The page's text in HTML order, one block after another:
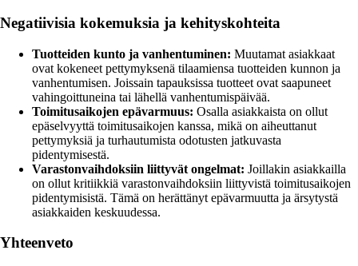
Negatiivisia kokemuksia ja kehityskohteita
Tuotteiden kunto ja vanhentuminen: Muutamat asiakkaat
ovat kokeneet pettymyksenä tilaamiensa tuotteiden kunnon ja
vanhentumisen. Joissain tapauksissa tuotteet ovat saapuneet
vahingoittuneina tai lähellä vanhentumispäivää.
Toimitusaikojen epävarmuus: Osalla asiakkaista on ollut
epäselvyyttä toimitusaikojen kanssa, mikä on aiheuttanut
pettymyksiä ja turhautumista odotusten jatkuvasta
pidentymisestä.
Varastonvaihdoksiin liittyvät ongelmat: Joillakin asiakkailla
on ollut kritiikkiä varastonvaihdoksiin liittyvistä toimitusaikojen
pidentymisistä. Tämä on herättänyt epävarmuutta ja ärsytystä
asiakkaiden keskuudessa.
Yhteenveto